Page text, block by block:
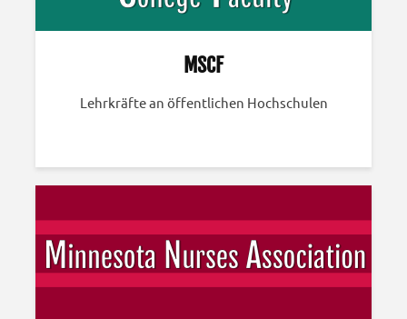
MSCF
Lehrkräfte an öffentlichen Hochschulen